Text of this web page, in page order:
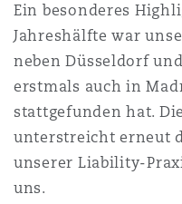
兰巴托 – 联营办公室
约
物浦
Ein besonderes
Jahreshälfte war
neben Düsseldorf
erstmals auch in
stattgefunden hat.
unterstreicht erneut
unserer Liability-
uns.